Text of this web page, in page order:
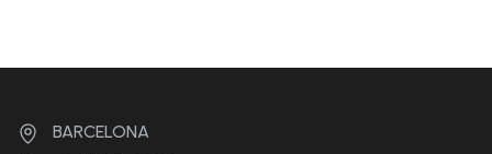
BARCELONA